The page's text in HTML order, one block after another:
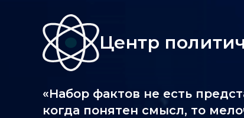
Центр
«Набор фактов не есть
когда понятен смысл, то